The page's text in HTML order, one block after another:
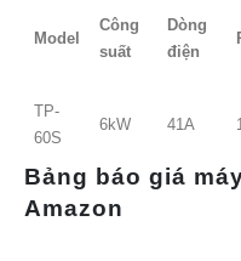
Model
Công
suất
Dòng
điện
TP-
60S
6kW 41A
Bảng báo giá
Amazon